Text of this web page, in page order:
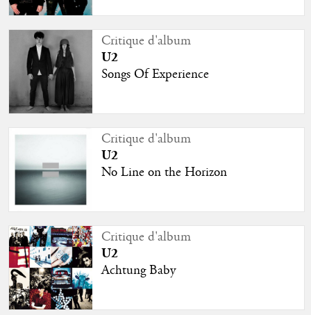
Critique d'album
U2
Songs Of Experience
Critique d'album
U2
No Line on the Horizon
Critique d'album
U2
Achtung Baby